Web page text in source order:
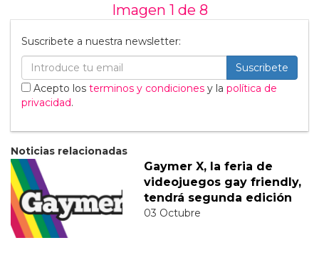
Imagen 1 de 8
Suscribete a nuestra newsletter:
Suscribete
Acepto los terminos y condiciones y la política de
privacidad.
Noticias relacionadas
Gaymer X, la feria de
videojuegos gay friendly,
tendrá segunda edición
03 Octubre